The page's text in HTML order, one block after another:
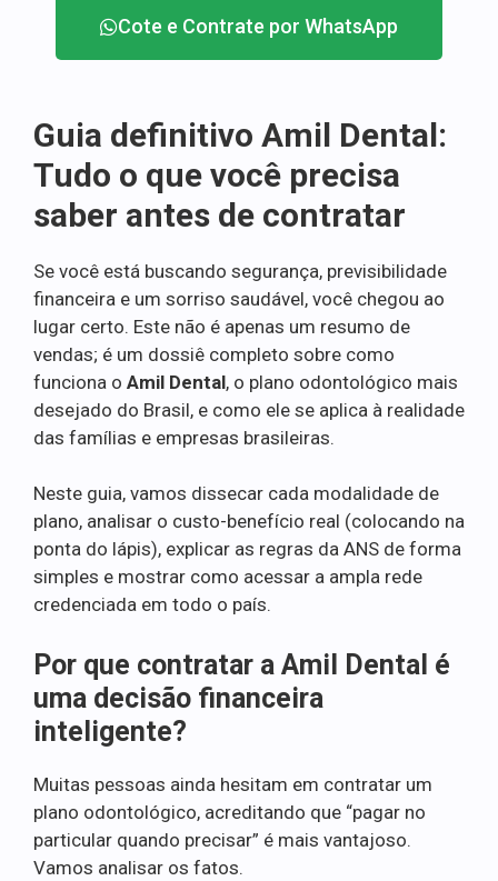
Cote e Contrate por WhatsApp
Guia definitivo Amil Dental:
Tudo o que você precisa
saber antes de contratar
Se você está buscando segurança, previsibilidade
financeira e um sorriso saudável, você chegou ao
lugar certo. Este não é apenas um resumo de
vendas; é um dossiê completo sobre como
funciona o Amil Dental, o plano odontológico mais
desejado do Brasil, e como ele se aplica à realidade
das famílias e empresas brasileiras.
Neste guia, vamos dissecar cada modalidade de
plano, analisar o custo-benefício real (colocando na
ponta do lápis), explicar as regras da ANS de forma
simples e mostrar como acessar a ampla rede
credenciada em todo o país.
Por que contratar a Amil Dental é
uma decisão financeira
inteligente?
Muitas pessoas ainda hesitam em contratar um
plano odontológico, acreditando que “pagar no
particular quando precisar” é mais vantajoso.
Vamos analisar os fatos.